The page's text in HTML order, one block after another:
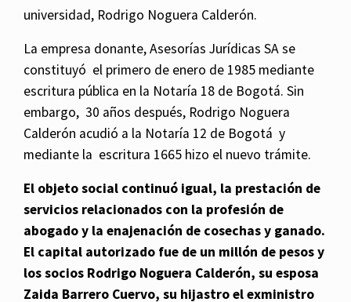
universidad, Rodrigo Noguera Calderón.
La empresa donante, Asesorías Jurídicas SA se
constituyó el primero de enero de 1985 mediante
escritura pública en la Notaría 18 de Bogotá. Sin
embargo, 30 años después, Rodrigo Noguera
Calderón acudió a la Notaría 12 de Bogotá y
mediante la escritura 1665 hizo el nuevo trámite.
El objeto social continuó igual, la prestación de
servicios relacionados con la profesión de
abogado y la enajenación de cosechas y ganado.
El capital autorizado fue de un millón de pesos y
los socios Rodrigo Noguera Calderón, su esposa
Zaida Barrero Cuervo, su hijastro el exministro